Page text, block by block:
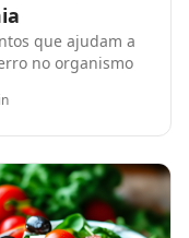
que ajudam a
no organismo